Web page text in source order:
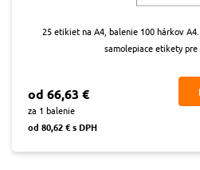
25 etikiet na A4, balenie 100 hárkov
samolepiace etikety pre
od 66,63 €
za 1 balenie
od 80,62 € s DPH